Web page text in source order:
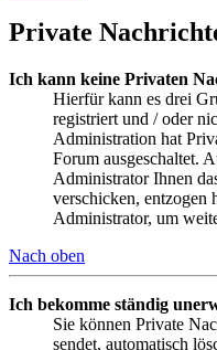
Private
Ich kann keine Privaten
Hierfür kann es drei
registriert und / oder
Administration hat
Forum ausgeschaltet.
Administrator Ihnen
verschicken, entzogen
Administrator, um
Nach oben
Ich bekomme ständig
Sie können Private
sendet, automatisch